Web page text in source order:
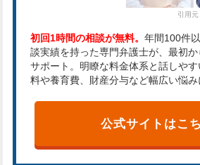
引用
初回1時間の相談が無料。 年間100件
談実績を持った専門弁護士が、最初か
サポート。明瞭な料金体系と話しや
料や養育費、財産分与など幅広い悩み
公式サイトはこ